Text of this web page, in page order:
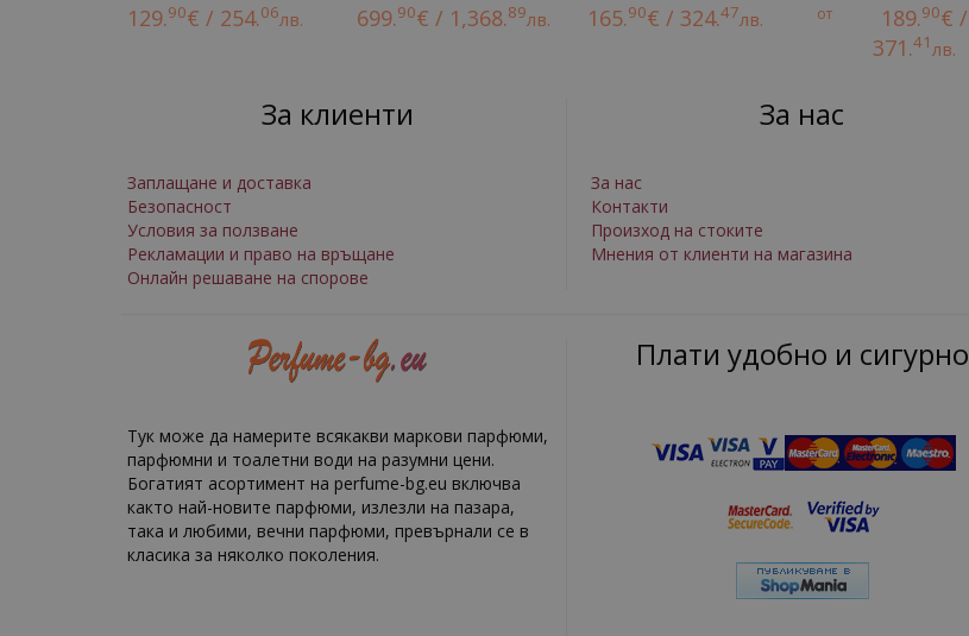
129.90€ / 254.06лв. 699.90€ / 1,368.89лв. 165.90€ / 324.47лв. от 189.90€ /
371.41лв.
За клиенти
Заплащане и доставка
Безопасност
Условия за ползване
Рекламации и право на връщане
Онлайн решаване на спорове
За нас
За нас
Контакти
Произход на стоките
Мнения от клиенти на магазина
Тук може да намерите всякакви маркови парфюми,
парфюмни и тоалетни води на разумни цени.
Богатият асортимент на perfume-bg.eu включва
както най-новите парфюми, излезли на пазара,
така и любими, вечни парфюми, превърнали се в
класика за няколко поколения.
Плати удобно и сигурно